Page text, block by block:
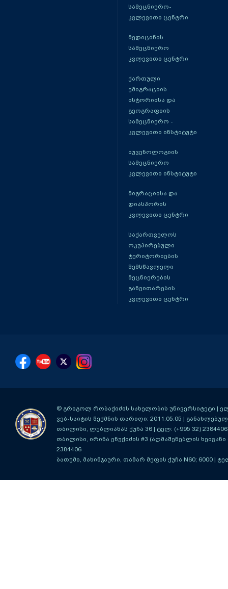
სამეცნიერო-
კვლევითი ცენტრი
მედიცინის
სამეცნიერო
კვლევითი ცენტრი
ქართული
ემიგრაციის
ისტორიისა და
გეოგრაფიის
სამეცნიერო -
კვლევითი ინსტიტუტი
იუვენოლოგიის
სამეცნიერო
კვლევითი ინსტიტუტი
მიგრაციისა და
დიასპორის
კვლევითი ცენტრი
საქართველოს
ოკუპირებული
ტერიტორიების
შემსწავლელი
მეცნიერების
განვითარების
კვლევითი ცენტრი
© გრიგოლ რობაქიძის სახელობის უნივერსიტეტი |
ვებ-საიტის შექმნის თარიღი: 2011.05.05 |
თბილისი, ლუბლიანას ქუჩა 36 | ტელ: (+995 32)
თბილისი, ირინა ენუქიძის #3 (აღმაშენებლის ხეივანი
2384406
ბათუმი, მახინჯაური, თამარ მეფის ქუჩა N60; 6000 |